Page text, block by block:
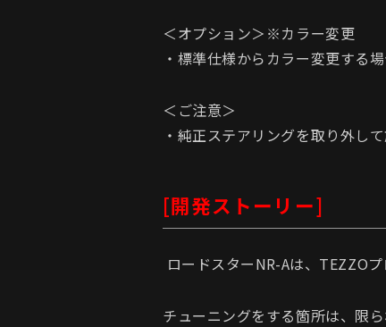
＜オプション＞※カラー変更
・標準仕様からカラー変更する
＜ご注意＞
・純正ステアリングを取り外して
[開発ストーリー]
ロードスターNR-Aは、TEZZO
チューニングをする箇所は、限